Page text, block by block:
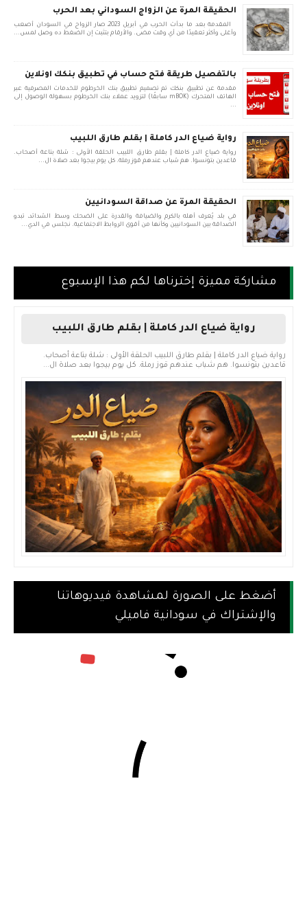
الحقيقة المرة عن الزواج السوداني بعد الحرب
المقدمة بعد ما بدأت الحرب في أبريل 2023، صار الزواج في السودان أصعب
وأغلى وأكثر تعقيدًا من أي وقت مضى. والأرقام بتثبت إن الضغط ده وصل لمس...
بالتفصيل طريقة فتح حساب في تطبيق بنكك اونلاين
مقدمة عن تطبيق بنكك تم تصميم تطبيق بنك الخرطوم للخدمات المصرفية عبر
الهاتف المتحرك (mBOK سابقًا) لتزويد عملاء بنك الخرطوم بسهولة الوصول إلى
...
رواية ضياع الدر كاملة | بقلم طارق اللبيب
رواية ضياع الدر كاملة | بقلم طارق اللبيب الحلقة الأولى : شلة بتاعة أصحاب.
قاعدين بتونسوا. هم شباب عندهم قوز رملة. كل يوم بيجوا بعد صلاة ال...
الحقيقة المرة عن صداقة السودانيين
في بلد يُعرف أهله بالكرم والضيافة والقدرة على الضحك وسط الشدائد، تبدو
الصداقة بين السودانيين وكأنها من أقوى الروابط الاجتماعية. نجلس في الدي...
مشاركة مميزة إخترناها لكم هذا الإسبوع
رواية ضياع الدر كاملة | بقلم طارق اللبيب
رواية ضياع الدر كاملة | بقلم طارق اللبيب الحلقة الأولى : شلة بتاعة أصحاب.
قاعدين بتونسوا. هم شباب عندهم قوز رملة. كل يوم بيجوا بعد صلاة ال...
أضغط على الصورة لمشاهدة فيديوهاتنا
والإشتراك في سودانية فاميلي